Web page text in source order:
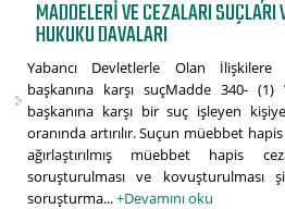
MADDELERI VE CEZALARI
HUKUKU DAVALARI
Yabancı Devletlerle Olan İlişkilere
başkanına karşı suçMadde 340-
başkanına karşı bir suç işleyen
oranında artırılır. Suçun müebbet
ağırlaştırılmış müebbet hapis
soruşturulması ve kovuşturulması
soruşturma...+Devamını oku